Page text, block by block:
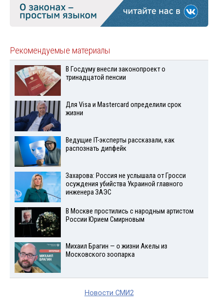
Рекомендуемые материалы
В Госдуму внесли законопроект о
тринадцатой пенсии
Для Visа и Mastercard определили срок
жизни
Ведущие IT-эксперты рассказали, как
распознать дипфейк
Захарова: Россия не услышала от Гросси
осуждения убийства Украиной главного
инженера ЗАЭС
В Москве простились с народным артистом
России Юрием Смирновым
Михаил Брагин — о жизни Акелы из
Московского зоопарка
Новости СМИ2